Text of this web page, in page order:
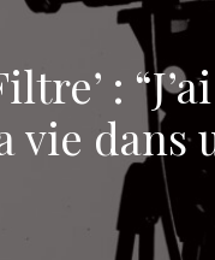
:
vie dans